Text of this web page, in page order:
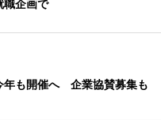
企画で
年も開催へ 企業協賛募集も